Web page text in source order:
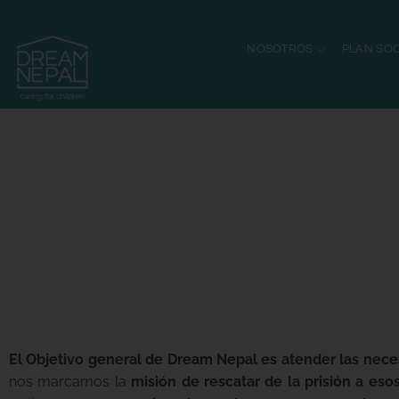
NOSOTROS PLAN
El Objetivo general de Dream Nepal es atender las
nos marcamos la misión de rescatar de la prisión a